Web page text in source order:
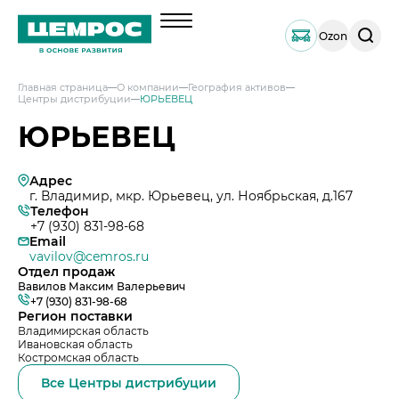
Ozon
Поиск
по
Главная страница О компании
География активов
Центры дистрибуции
ЮРЬЕВЕЦ
ЮРЬЕВЕЦ
Адрес
г. Владимир, мкр. Юрьевец, ул. Ноябрьская, д.167
Телефон
+7 (930) 831-98-68
Email
vavilov@cemros.ru
Отдел продаж
Вавилов Максим Валерьевич
+7 (930) 831-98-68
Регион поставки
Владимирская область
Ивановская область
Костромская область
Все Центры дистрибуции
Менеджмент
География активов
Наши компетенции и возможности
Решения по сегментам строительства
Продукция
Навальный цемент
Тарированный цемент
Портландцемент ЦЕМРОС 500 ЭКСТРА
Портландцемент ЦЕМРОС 400 ПЛЮС
Услуги
Техническая поддержка
Сервисная поддержка
Проектная поддержка
Инвесторам
Устойчивое развитие